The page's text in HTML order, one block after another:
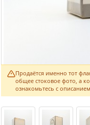
Продаётся именно тот
общее стоковое фото, а
ознакомьтесь с